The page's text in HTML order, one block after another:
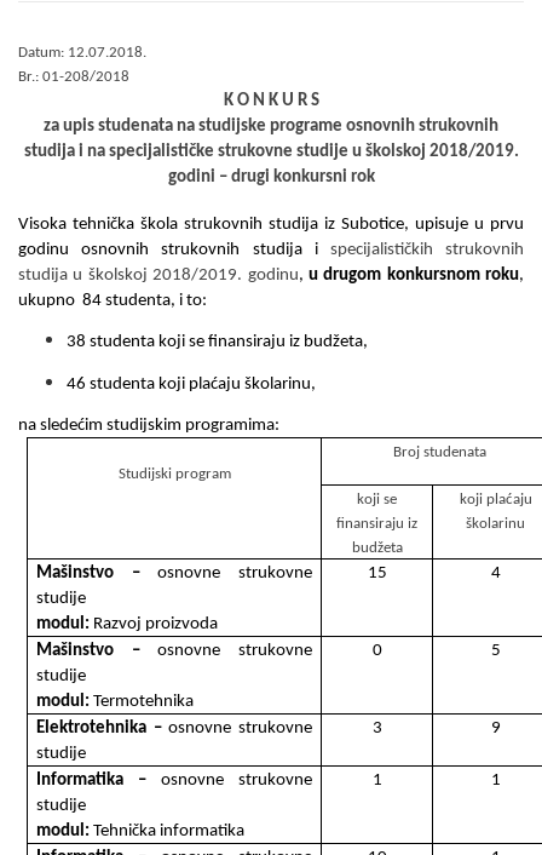
Datum: 12.07.2018.
Br.: 01-208/2018
K O N K U R S
za upis studenata na studijske programe osnovnih strukovnih
studija i na specijalističke strukovne studije u školskoj 2018/2019.
godini – drugi konkursni rok
Visoka tehnička škola strukovnih studija iz Subotice, upisuje u prvu
godinu
osnovnih strukovnih studija i specijalističkih strukovnih
studija u školskoj 2018/2019. godinu, u drugom konkursnom roku,
ukupno 84 studenta, i to:
38 studenta koji se finansiraju iz budžeta,
46 studenta koji plaćaju školarinu,
na sledećim studijskim programima:
Studijski program
Broj studenata
koji se
finansiraju iz
budžeta
koji plaćaju
školarinu
Mašinstvo –osnovne strukovne
studije
modul: Razvoj proizvoda
15 4
Mašinstvo –osnovne strukovne
studije
modul: Termotehnika
0 5
Elektrotehnika –osnovne strukovne
studije
3 9
Informatika –osnovne strukovne
studije
modul: Tehnička informatika
1 1